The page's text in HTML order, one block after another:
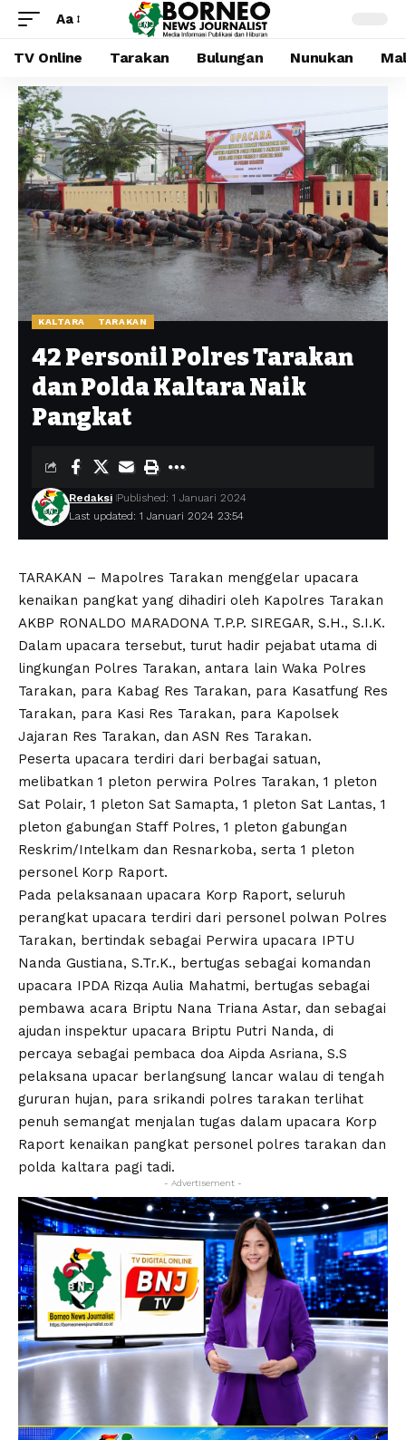
Aa
TV Online Tarakan Bulungan Nunukan
KALTARA TARAKAN
42 Personil Polres Tarakan
dan Polda Kaltara Naik
Pangkat
Last updated: 1 Januari 2024 23:54
Redaksi Published: 1 Januari 2024
TARAKAN – Mapolres Tarakan menggelar upacara
kenaikan pangkat yang dihadiri oleh Kapolres Tarakan
AKBP RONALDO MARADONA T.P.P. SIREGAR, S.H., S.I.K.
Dalam upacara tersebut, turut hadir pejabat utama di
lingkungan Polres Tarakan, antara lain Waka Polres
Tarakan, para Kabag Res Tarakan, para Kasatfung Res
Tarakan, para Kasi Res Tarakan, para Kapolsek
Jajaran Res Tarakan, dan ASN Res Tarakan.
Peserta upacara terdiri dari berbagai satuan,
melibatkan 1 pleton perwira Polres Tarakan, 1 pleton
Sat Polair, 1 pleton Sat Samapta, 1 pleton Sat Lantas, 1
pleton gabungan Staff Polres, 1 pleton gabungan
Reskrim/Intelkam dan Resnarkoba, serta 1 pleton
personel Korp Raport.
Pada pelaksanaan upacara Korp Raport, seluruh
perangkat upacara terdiri dari personel polwan Polres
Tarakan, bertindak sebagai Perwira upacara IPTU
Nanda Gustiana, S.Tr.K., bertugas sebagai komandan
upacara IPDA Rizqa Aulia Mahatmi, bertugas sebagai
pembawa acara Briptu Nana Triana Astar, dan sebagai
ajudan inspektur upacara Briptu Putri Nanda, di
percaya sebagai pembaca doa Aipda Asriana, S.S
pelaksana upacar berlangsung lancar walau di tengah
gururan hujan, para srikandi polres tarakan terlihat
penuh semangat menjalan tugas dalam upacara Korp
Raport kenaikan pangkat personel polres tarakan dan
polda kaltara pagi tadi.
- Advertisement -